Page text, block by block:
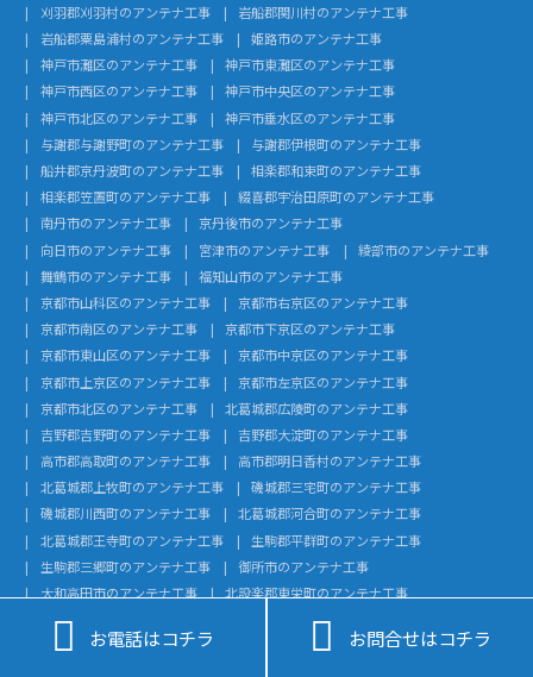
刈羽郡刈羽村のアンテナ工事
岩船郡関川村のアンテナ工事
岩船郡粟島浦村のアンテナ工事
姫路市のアンテナ工事
神戸市灘区のアンテナ工事
神戸市東灘区のアンテナ工事
神戸市西区のアンテナ工事
神戸市中央区のアンテナ工事
神戸市北区のアンテナ工事
神戸市垂水区のアンテナ工事
与謝郡与謝野町のアンテナ工事
与謝郡伊根町のアンテナ工事
船井郡京丹波町のアンテナ工事
相楽郡和束町のアンテナ工事
相楽郡笠置町のアンテナ工事
綴喜郡宇治田原町のアンテナ工事
南丹市のアンテナ工事
京丹後市のアンテナ工事
向日市のアンテナ工事
宮津市のアンテナ工事
綾部市のアンテナ工事
舞鶴市のアンテナ工事
福知山市のアンテナ工事
京都市山科区のアンテナ工事
京都市右京区のアンテナ工事
京都市南区のアンテナ工事
京都市下京区のアンテナ工事
京都市東山区のアンテナ工事
京都市中京区のアンテナ工事
京都市上京区のアンテナ工事
京都市左京区のアンテナ工事
京都市北区のアンテナ工事
北葛城郡広陵町のアンテナ工事
吉野郡吉野町のアンテナ工事
吉野郡大淀町のアンテナ工事
高市郡高取町のアンテナ工事
高市郡明日香村のアンテナ工事
北葛城郡上牧町のアンテナ工事
磯城郡三宅町のアンテナ工事
磯城郡川西町のアンテナ工事
北葛城郡河合町のアンテナ工事
北葛城郡王寺町のアンテナ工事
生駒郡平群町のアンテナ工事
生駒郡三郷町のアンテナ工事
御所市のアンテナ工事
大和高田市のアンテナ工事
北設楽郡東栄町のアンテナ工事
北設楽郡設楽町のアンテナ工事
額田郡幸田町のアンテナ工事
知多郡武豊町のアンテナ工事
知多郡美浜町のアンテナ工事
 お電話はコチラ  お問合せはコチラ